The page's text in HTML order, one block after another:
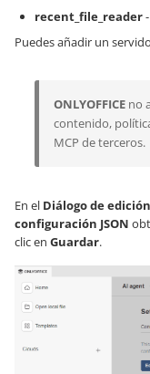
recent_file_reader
Puedes añadir un
ONLYOFFICE no
contenido,
MCP de terceros.
En el Diálogo de
configuración JSON
clic en Guardar.